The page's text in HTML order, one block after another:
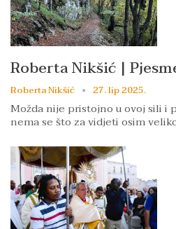
Roberta Nikšić |
Roberta Nikšić 27. lip 2025.
Možda nije pristojno u ovoj sili i
nema se što za vidjeti osim